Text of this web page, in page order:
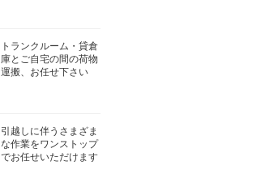
トランクルーム・貸倉
庫とご自宅の間の荷物
運搬、お任せ下さい
引越しに伴うさまざま
な作業をワンストップ
でお任せいただけます